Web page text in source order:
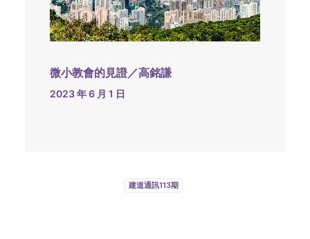
微小教會的見證／高銘謙
2023 年 6 月 1 日
建道通訊113期